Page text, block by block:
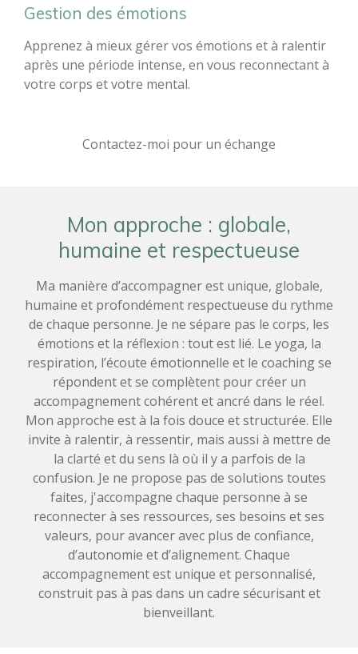
Gestion des émotions
Apprenez à mieux gérer vos émotions et à ralentir
après une période intense, en vous reconnectant à
votre corps et votre mental.
Contactez-moi pour un échange
Mon approche : globale,
humaine et respectueuse
Ma manière d’accompagner est unique, globale,
humaine et profondément respectueuse du rythme
de chaque personne. Je ne sépare pas le corps, les
émotions et la réflexion : tout est lié. Le yoga, la
respiration, l’écoute émotionnelle et le coaching se
répondent et se complètent pour créer un
accompagnement cohérent et ancré dans le réel.
Mon approche est à la fois douce et structurée. Elle
invite à ralentir, à ressentir, mais aussi à mettre de
la clarté et du sens là où il y a parfois de la
confusion. Je ne propose pas de solutions toutes
faites, j'accompagne chaque personne à se
reconnecter à ses ressources, ses besoins et ses
valeurs, pour avancer avec plus de confiance,
d’autonomie et d’alignement. Chaque
accompagnement est unique et personnalisé,
construit pas à pas dans un cadre sécurisant et
bienveillant.